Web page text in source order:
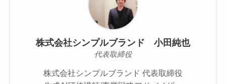
株式会社シンプルブランド 小田純也
代表取締役
株式会社シンプルブランド 代表取締役